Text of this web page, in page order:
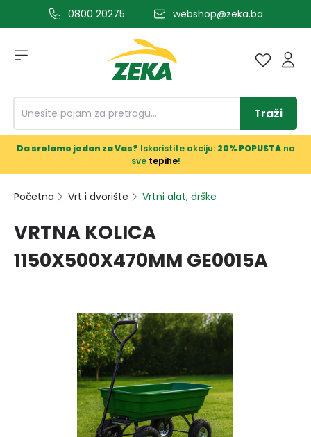
glavni sadržaj0800 20275 webshop@zeka.ba
Traži
Da srolamo jedan za Vas? Iskoristite akciju: 20% POPUSTAna
sve tepihe!
Početna Vrt i dvorište Vrtni alat, drške
VRTNA KOLICA
1150X500X470MM GE0015A